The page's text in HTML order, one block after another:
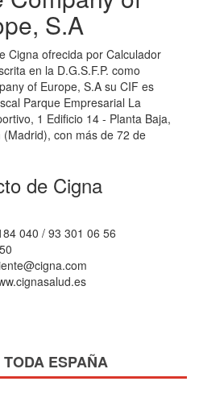
S.A
Cigna ofrecida por Calculador
en la D.G.S.F.P. como
of Europe, S.A su CIF es
Parque Empresarial La
1 Edificio 14 - Planta Baja,
con más de 72 de
de Cigna
040 / 93 301 06 56
ESPAÑA